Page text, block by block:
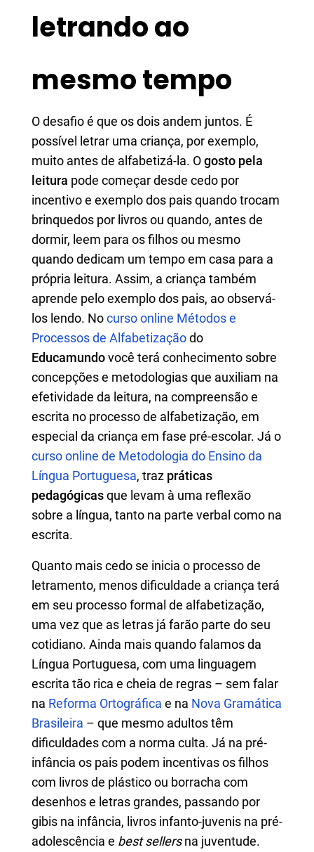
letrando ao
mesmo tempo
O desafio é que os dois andem juntos. É
possível letrar uma criança, por exemplo,
muito antes de alfabetizá-la. Ogosto pela
leitura pode começar desde cedo por
incentivo e exemplo dos pais quando trocam
brinquedos por livros ou quando, antes de
dormir, leem para os filhos ou mesmo
quando dedicam um tempo em casa para a
própria leitura. Assim, a criança também
aprende pelo exemplo dos pais, ao observá-
los lendo. Nocurso online Métodos e
Processos de Alfabetizaçãodo
Educamundovocê terá conhecimento sobre
concepções e metodologias que auxiliam na
efetividade da leitura, na compreensão e
escrita no processo de alfabetização, em
especial da criança em fase pré-escolar. Já o
curso online de Metodologia do Ensino da
Língua Portuguesa, traz práticas
pedagógicasque levam à uma reflexão
sobre a língua, tanto na parte verbal como na
escrita.
Quanto mais cedo se inicia o processo de
letramento, menos dificuldade a criança terá
em seu processo formal de alfabetização,
uma vez que as letras já farão parte do seu
cotidiano. Ainda mais quando falamos da
Língua Portuguesa, com uma linguagem
escrita tão rica e cheia de regras – sem falar
na Reforma Ortográfica e na Nova Gramática
Brasileira – que mesmo adultos têm
dificuldades com a norma culta. Já na pré-
infância os pais podem incentivas os filhos
com livros de plástico ou borracha com
desenhos e letras grandes, passando por
gibis na infância, livros infanto-juvenis na pré-
adolescência e best sellersna juventude.